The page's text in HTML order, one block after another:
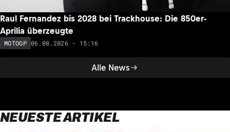
Alle News
Raul Fernandez bis 2028 bei Trackhouse: Die 850er-
Aprilia überzeugte
MOTOGP 06.08.2026 - 15:16
NEUESTE ARTIKEL